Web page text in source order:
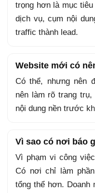
trọng hơn là mục
dịch vụ, cụm nội
traffic thành lead.
Website mới có
Có thể, nhưng nên
nên làm rõ trang
nội dung nền trước
Vì sao có nơi báo
Vì phạm vi công
Có nơi chỉ làm
tổng thể hơn. Doanh